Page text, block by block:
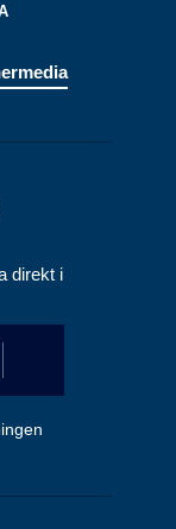
direkt i